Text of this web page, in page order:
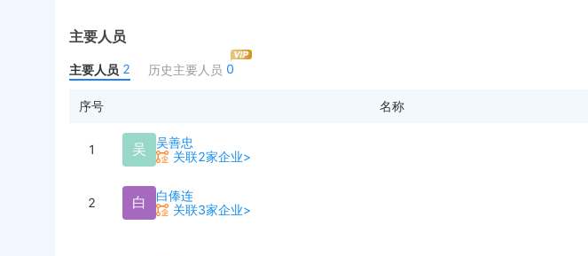
主要人员
主要人员 2 历史主要人员 0
序号 名称
1 吴
吴善忠
关联2家企业>
2 白
白俸连
关联3家企业>